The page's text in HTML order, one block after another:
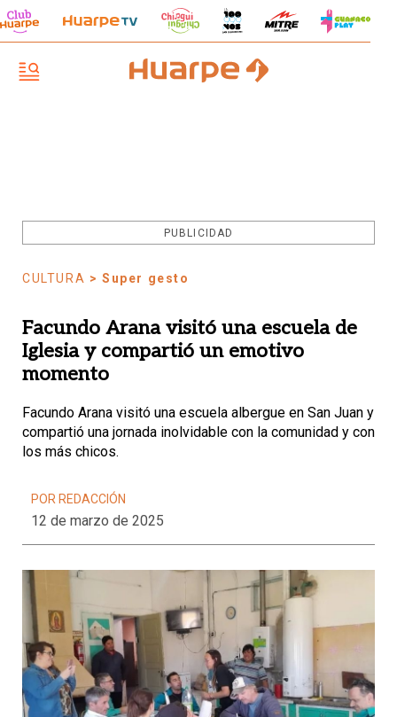
PUBLICIDAD
CULTURA > Super gesto
Facundo Arana visitó una escuela de
Iglesia y compartió un emotivo
momento
Facundo Arana visitó una escuela albergue en San Juan y
compartió una jornada inolvidable con la comunidad y con
los más chicos.
POR REDACCIÓN
12 de marzo de 2025